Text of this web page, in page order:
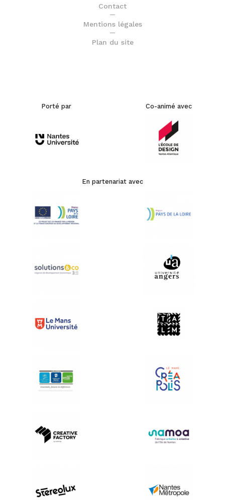
Contact
Mentions légales
Plan du site
Porté par Co-animé avec
En partenariat avec